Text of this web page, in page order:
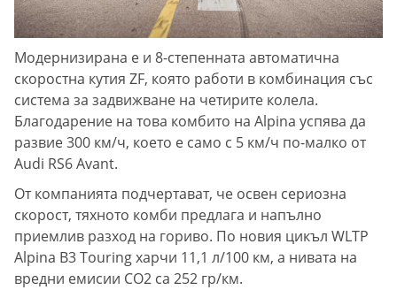
Модернизирана е и 8-степенната автоматична
скоростна кутия ZF, която работи в комбинация със
система за задвижване на четирите колела.
Благодарение на това комбито на Alpina успява да
развие 300 км/ч, което е само с 5 км/ч по-малко от
Audi RS6 Avant.
От компанията подчертават, че освен сериозна
скорост, тяхното комби предлага и напълно
приемлив разход на гориво. По новия цикъл WLTP
Alpina B3 Touring харчи 11,1 л/100 км, а нивата на
вредни емисии СО2 са 252 гр/км.